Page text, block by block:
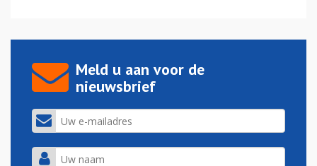
Meld u aan voor de
nieuwsbrief